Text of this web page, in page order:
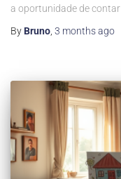
a oportunidade de contar
By Bruno, 3 monthsago